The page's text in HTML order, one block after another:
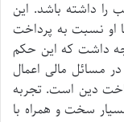
را داشته باشد. این
او نسبت به پرداخت
داشت که این حکم
مسائل مالی اعمال
دین است. تجربه
سخت و همراه با